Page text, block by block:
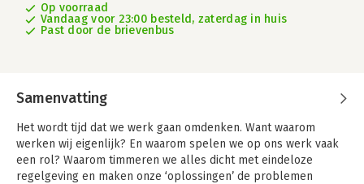
Op voorraad
Vandaag voor 23:00 besteld, zaterdag in huis
Past door de brievenbus
Samenvatting
Het wordt tijd dat we werk gaan omdenken. Want waarom
werken wij eigenlijk? En waarom spelen we op ons werk vaak
een rol? Waarom timmeren we alles dicht met eindeloze
regelgeving en maken onze ‘oplossingen’ de problemen